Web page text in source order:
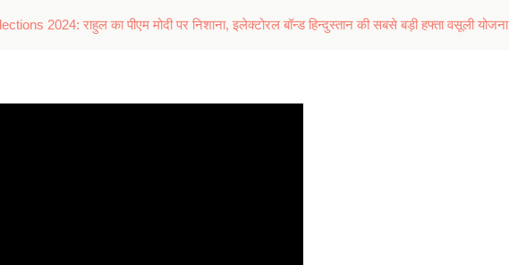
2024: राहुल का पीएम मोदी पर निशाना, इलेक्टोरल बॉन्ड हिन्दुस्तान की सबसे बड़ी हफ्ता वसूली योजना